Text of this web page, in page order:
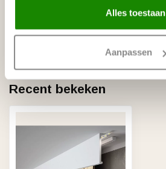
Alles toestaan
Aanpassen
Bison Polymax High Tack
Op voorraad
Recent bekeken